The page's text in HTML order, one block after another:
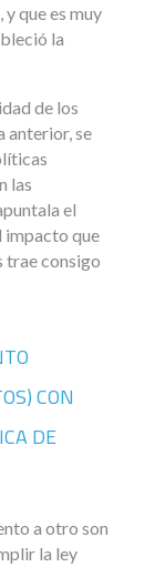
y que es muy
la
de los
anterior, se
las
el
impacto que
trae consigo
CON
DE
a otro son
la ley